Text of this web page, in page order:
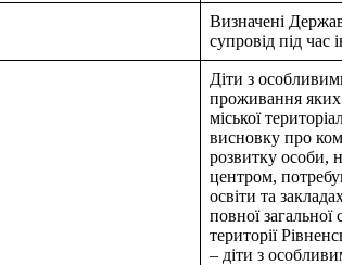
Визначені
супровід під час
Діти з
проживання яких
міської
висновку про
розвитку особи,
центром,
освіти та
повної
території
– діти з